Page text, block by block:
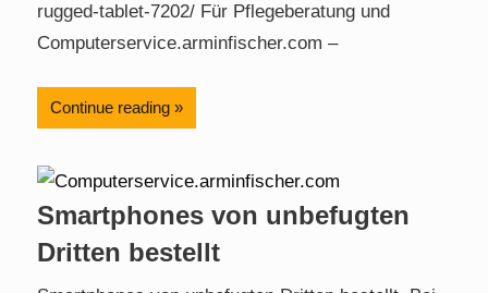
rugged-tablet-7202/ Für Pflegeberatung und
Computerservice.arminfischer.com –
Continue reading
Smartphones von unbefugten
Dritten bestellt